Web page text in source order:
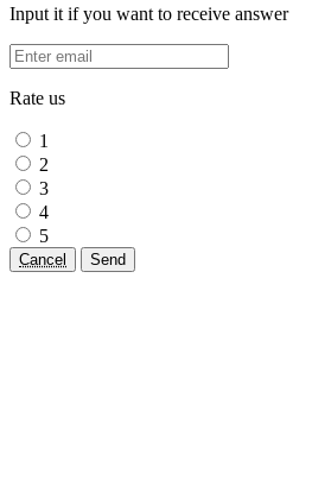
Input it if you want to receive answer
Rate us
1
2
3
4
5
Cancel Send